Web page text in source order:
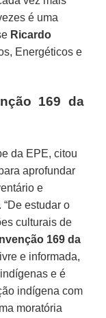
é uma
Ricardo
Energéticos e
169 da
da EPE, citou
aprofundar
e
estudar o
culturais de
169 da
e informada,
e é
indígena com
moratória